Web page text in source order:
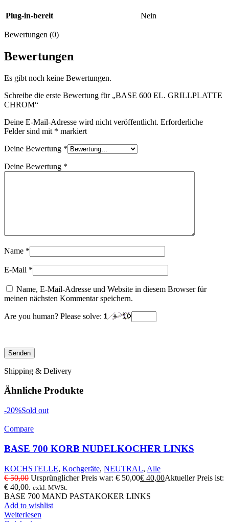
Plug-in-bereit Nein
Bewertungen (0)
Bewertungen
Es gibt noch keine Bewertungen.
Schreibe die erste Bewertung für „BASE 600 EL. GRILLPLATTE
CHROM“
Deine E-Mail-Adresse wird nicht veröffentlicht. Erforderliche
Felder sind mit * markiert
Deine Bewertung *
Deine Bewertung *
Name *
E-Mail *
Name, E-Mail-Adresse und Website in diesem Browser für
meinen nächsten Kommentar speichern.
Are you human? Please solve:
Shipping & Delivery
Ähnliche Produkte
-20%Sold out
Compare
BASE 700 KORB NUDELKOCHER LINKS
KOCHSTELLE, Kochgeräte, NEUTRAL, Alle
€50,00 Ursprünglicher Preis war: € 50,00€ 40,00Aktueller Preis ist:
€ 40,00. exkl. MWSt.
BASE 700 MAND PASTAKOKER LINKS
Add to wishlist
Weiterlesen